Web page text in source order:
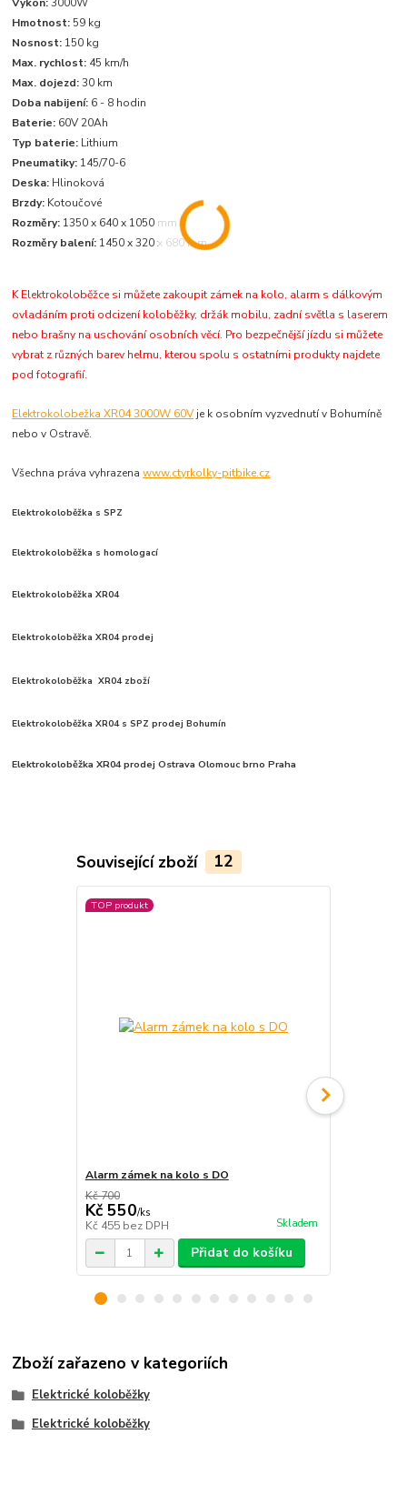
Hmotnost: 59 kg
Nosnost: 150 kg
Max. rychlost: 45 km/h
Max. dojezd:30 km
Doba nabijení: 6 - 8 hodin
Baterie: 60V 20Ah
Typ baterie: Lithium
Pneumatiky: 145/70-6
Deska: Hlinoková
Brzdy: Kotoučové
Rozměry: 1350 x 640 x 1050 mm
Rozměry balení: 1450 x 320 x 680 mm
K Elektrokoloběžce si můžete zakoupit zámek na kolo, alarm s dálkovým
ovladáním proti odcizení koloběžky, držák mobilu, zadní světla s laserem
nebo brašny na uschování osobních věcí. Pro bezpečnější jízdu si můžete
vybrat z různých barev helmu, kterou spolu s ostatními produkty najdete
pod fotografií.
Elektrokolobežka XR04 3000W 60Vje k osobním vyzvednutí v Bohumíně
nebo v Ostravě.
Všechna práva vyhrazenawww.ctyrkolky-pitbike.cz
Elektrokoloběžka s SPZ
Elektrokoloběžka s homologací
Elektrokoloběžka XR04
Elektrokoloběžka XR04 prodej
Elektrokoloběžka XR04 zboží
Elektrokoloběžka XR04 s SPZ prodej Bohumín
Elektrokoloběžka XR04 prodej Ostrava Olomouc brno Praha
Související zboží 12
TOP produkt
Alarm zámek na kolo s DO
Kč 700
Kč 550/ks
Kč 455 bez DPH Skladem
Přidat do košíku
Zboží zařazeno v kategoriích
Elektrické koloběžky
Elektrické koloběžky